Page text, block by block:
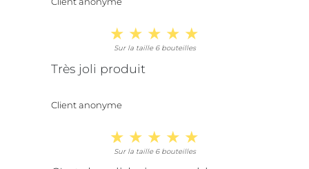
Sur la taille 6 bouteilles
Très joli produit
Client anonyme
Sur la taille 6 bouteilles